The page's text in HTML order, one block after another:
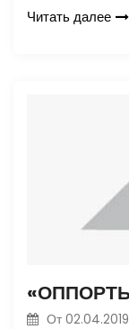
Читать далее
От 02.04.2019